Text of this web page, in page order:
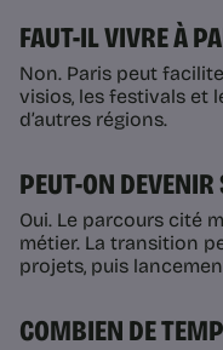
FAUT-IL VIVRE À
Non. Paris peut
visios, les festivals et
d’autres régions.
PEUT-ON
Oui. Le parcours cité
métier. La transition
projets, puis
COMBIEN DE